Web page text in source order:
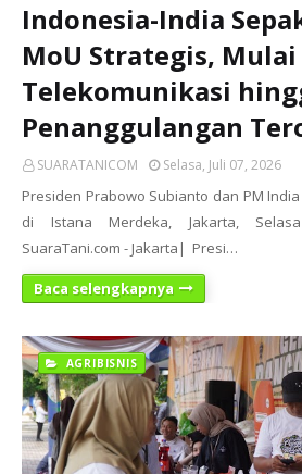
Indonesia-India
MoU Strategis, Mulai
Telekomunikasi
Penanggulangan
SUARATANICOM Selasa, Juli 07, 2026
Presiden Prabowo Subianto dan PM
di Istana Merdeka, Jakarta,
SuaraTani.com - Jakarta| Presi…
Baca selengkapnya
AGRIBISNIS